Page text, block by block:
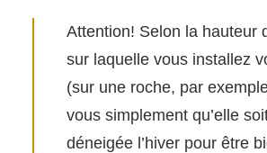
Attention! Selon la hauteur
sur laquelle vous installez
(sur une roche, par
vous simplement qu’elle
déneigée l’hiver pour être